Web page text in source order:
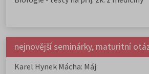
nejnovější seminárky, maturitní
Karel Hynek Mácha: Máj